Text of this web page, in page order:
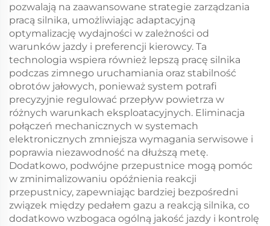
pozwalają na zaawansowane strategie zarządzania
pracą silnika, umożliwiając adaptacyjną
optymalizację wydajności w zależności od
warunków jazdy i preferencji kierowcy. Ta
technologia wspiera również lepszą pracę silnika
podczas zimnego uruchamiania oraz stabilność
obrotów jałowych, ponieważ system potrafi
precyzyjnie regulować przepływ powietrza w
różnych warunkach eksploatacyjnych. Eliminacja
połączeń mechanicznych w systemach
elektronicznych zmniejsza wymagania serwisowe i
poprawia niezawodność na dłuższą metę.
Dodatkowo, podwójne przepustnice mogą pomóc
w zminimalizowaniu opóźnienia reakcji
przepustnicy, zapewniając bardziej bezpośredni
związek między pedałem gazu a reakcją silnika, co
dodatkowo wzbogaca ogólną jakość jazdy i kontrolę